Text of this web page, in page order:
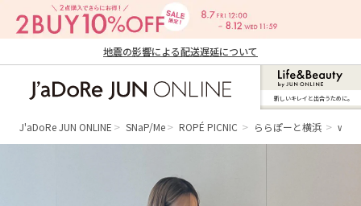
地震の影響による配送遅延について
ン オンライン）
新しいキレイと出合うために。
J'aDoRe JUN ONLINE SNaP/Me ROPÉ PICNIC ららぽーと横浜